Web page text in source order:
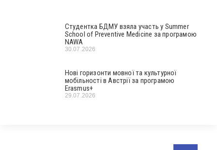
Студентка БДМУ взяла участь у Summer
School of Preventive Medicine за програмою
NAWA
30.07.2026
Нові горизонти мовної та культурної
мобільності в Австрії за програмою
Erasmus+
29.07.2026